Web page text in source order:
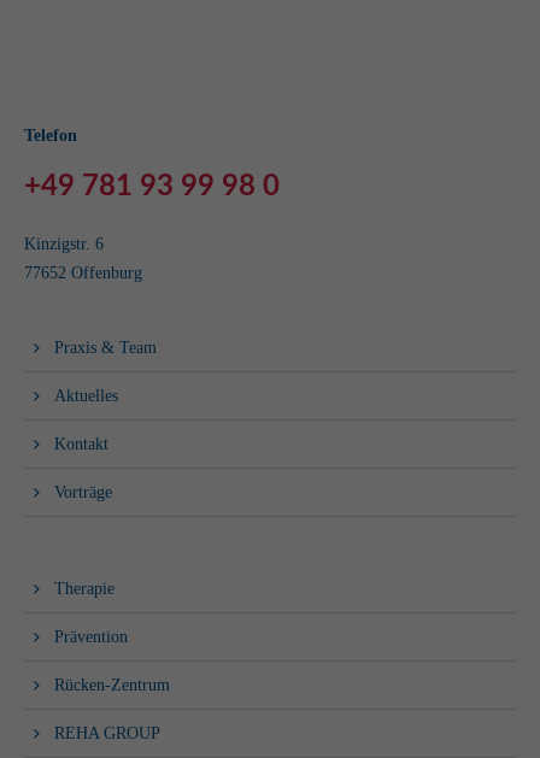
Telefon
+49 781 93 99 98 0
Kinzigstr. 6
77652 Offenburg
Praxis & Team
Aktuelles
Kontakt
Vorträge
Therapie
Prävention
Rücken-Zentrum
REHA GROUP